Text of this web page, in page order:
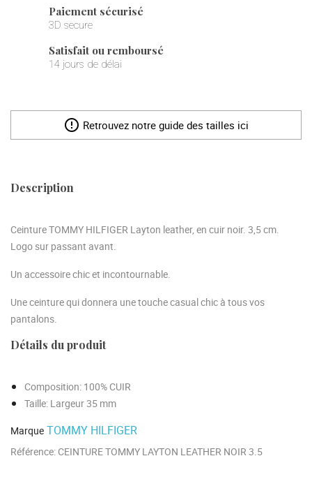
Paiement sécurisé
3D secure
Satisfait ou remboursé
14 jours de délai
error_outline Retrouvez notre guide des tailles ici
Description
Ceinture TOMMY HILFIGER Layton leather, en cuir noir. 3,5 cm.
Logo sur passant avant.
Un accessoire chic et incontournable.
Une ceinture qui donnera une touche casual chic à tous vos
pantalons.
Détails du produit
Composition: 100% CUIR
Taille: Largeur 35 mm
Marque TOMMY HILFIGER
Référence: CEINTURE TOMMY LAYTON LEATHER NOIR 3.5